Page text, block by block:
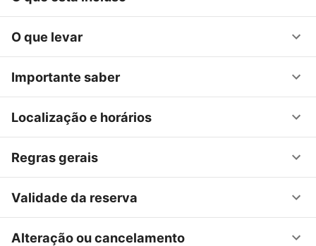
O que levar
Importante saber
Localização e horários
Regras gerais
Validade da reserva
Alteração ou cancelamento